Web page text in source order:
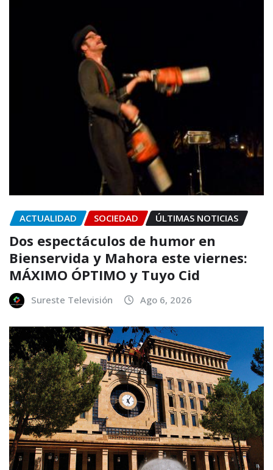
ACTUALIDAD SOCIEDAD ÚLTIMAS NOTICIAS
Dos espectáculos de humor en
Bienservida y Mahora este viernes:
MÁXIMO ÓPTIMO y Tuyo Cid
Sureste Televisión Ago 6, 2026